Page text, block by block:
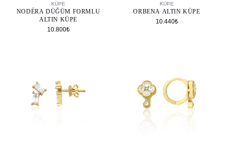
KÜPE
NODÉRA DÜĞÜM FORMLU
ALTIN KÜPE
10.800₺
KÜPE
ORBENA ALTIN KÜPE
10.440₺